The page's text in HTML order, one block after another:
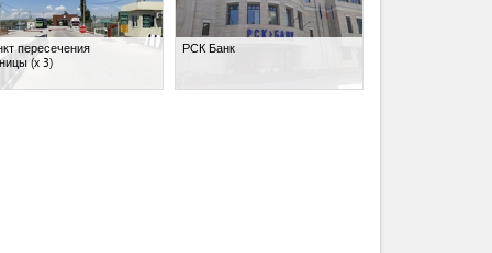
пересечения
(x 3)
РСК Банк